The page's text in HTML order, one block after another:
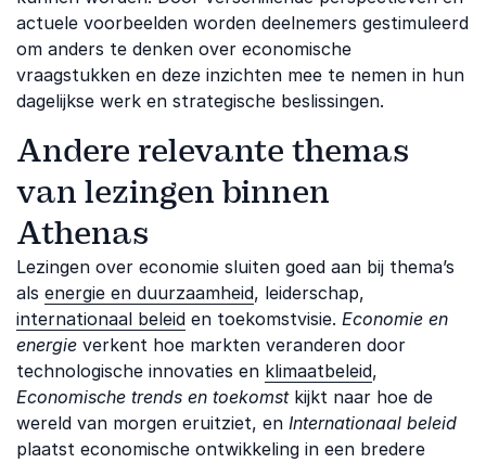
actuele voorbeelden worden deelnemers gestimuleerd
om anders te denken over economische
vraagstukken en deze inzichten mee te nemen in hun
dagelijkse werk en strategische beslissingen.
Andere relevante themas
van lezingen binnen
Athenas
Lezingen over economie sluiten goed aan bij thema’s
als energie en duurzaamheid, leiderschap,
internationaal beleid en toekomstvisie. Economie en
energie verkent hoe markten veranderen door
technologische innovaties en klimaatbeleid,
Economische trends en toekomstkijkt naar hoe de
wereld van morgen eruitziet, en Internationaal beleid
plaatst economische ontwikkeling in een bredere